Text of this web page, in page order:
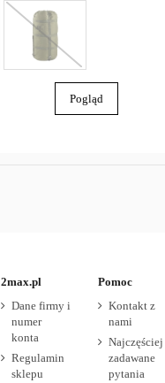
Pogląd
2max.pl
Dane firmy i
numer
konta
Regulamin
sklepu
Pomoc
Kontakt z
nami
Najczęściej
zadawane
pytania